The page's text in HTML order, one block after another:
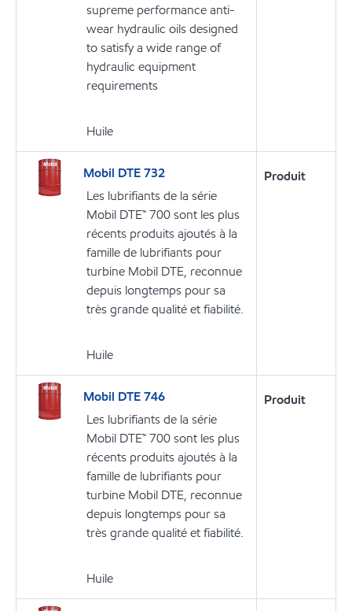
supreme performance anti-
wear hydraulic oils designed
to satisfy a wide range of
hydraulic equipment
requirements
Huile
Mobil DTE 732
Les lubrifiants de la série
Mobil DTE™ 700 sont les plus
récents produits ajoutés à la
famille de lubrifiants pour
turbine Mobil DTE, reconnue
depuis longtemps pour sa
très grande qualité et fiabilité.
Huile
Produit
Mobil DTE 746
Les lubrifiants de la série
Mobil DTE™ 700 sont les plus
récents produits ajoutés à la
famille de lubrifiants pour
turbine Mobil DTE, reconnue
depuis longtemps pour sa
très grande qualité et fiabilité.
Huile
Produit